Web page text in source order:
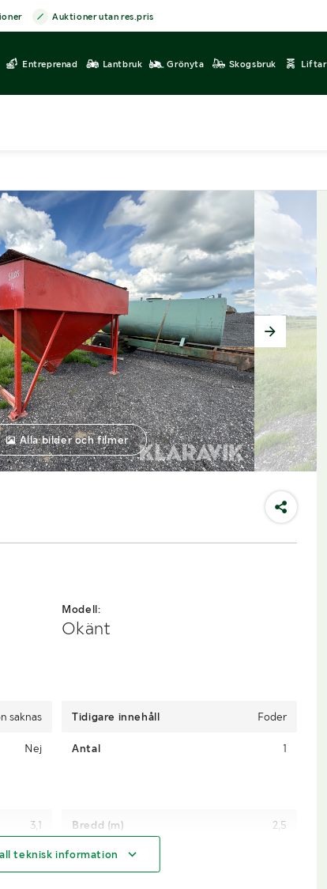
Auktioner utan res.pris
Entreprenad Lantbruk Grönyta Skogsbruk Liftar
Alla bilder och filmer
Modell:
Okänt
saknas Tidigare innehåll Foder
Nej Antal 1
3,1 Bredd (m) 2,5
2,5
teknisk information